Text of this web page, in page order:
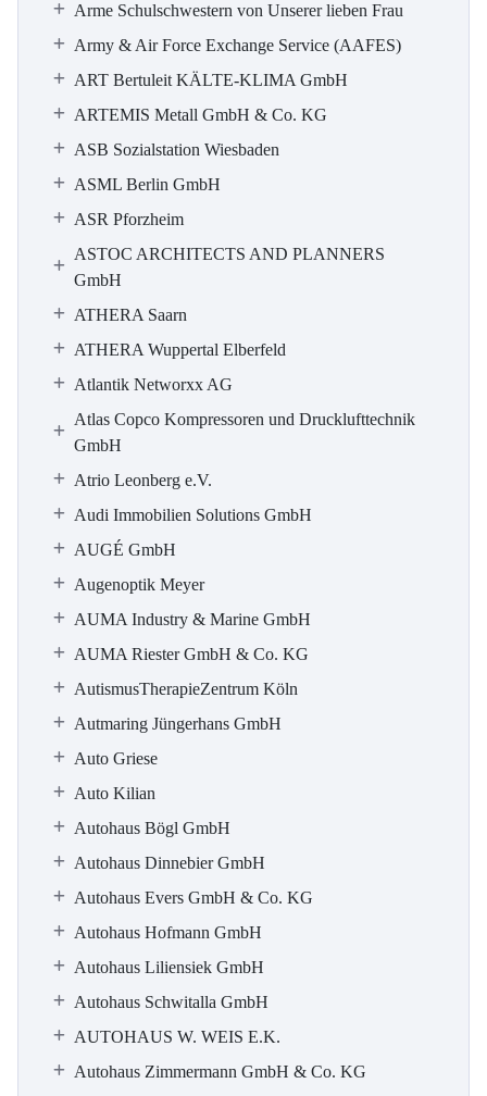
Arme Schulschwestern von Unserer lieben Frau
Army & Air Force Exchange Service (AAFES)
ART Bertuleit KÄLTE-KLIMA GmbH
ARTEMIS Metall GmbH & Co. KG
ASB Sozialstation Wiesbaden
ASML Berlin GmbH
ASR Pforzheim
ASTOC ARCHITECTS AND PLANNERS
GmbH
ATHERA Saarn
ATHERA Wuppertal Elberfeld
Atlantik Networxx AG
Atlas Copco Kompressoren und Drucklufttechnik
GmbH
Atrio Leonberg e.V.
Audi Immobilien Solutions GmbH
AUGÉ GmbH
Augenoptik Meyer
AUMA Industry & Marine GmbH
AUMA Riester GmbH & Co. KG
Autismus­Therapie­Zentrum Köln
Autmaring Jüngerhans GmbH
Auto Griese
Auto Kilian
Autohaus Bögl GmbH
Autohaus Dinnebier GmbH
Autohaus Evers GmbH & Co. KG
Autohaus Hofmann GmbH
Autohaus Liliensiek GmbH
Autohaus Schwitalla GmbH
AUTOHAUS W. WEIS E.K.
Autohaus Zimmermann GmbH & Co. KG